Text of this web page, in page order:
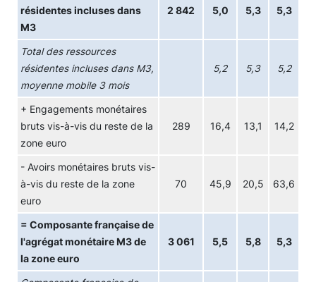
résidentes incluses dans
M3
2 842 5,0 5,3 5,3
Total des ressources
résidentes incluses dans M3,
moyenne mobile 3 mois
5,2 5,3 5,2
+ Engagements monétaires
bruts vis-à-vis du reste de la
zone euro
289 16,4 13,1 14,2
- Avoirs monétaires bruts vis-
à-vis du reste de la zone
euro
70 45,9 20,5 63,6
= Composante française de
l'agrégat monétaire M3 de
la zone euro
3 061 5,5 5,8 5,3